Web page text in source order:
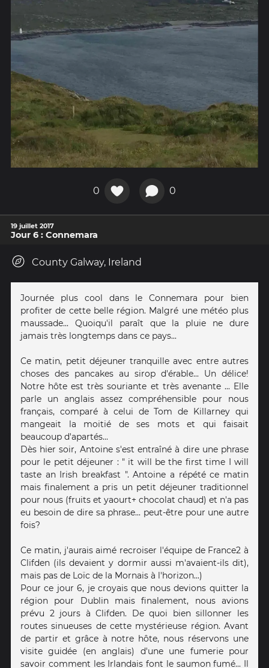
0 0
19 juillet 2017
Jour 6 : Connemara
County Galway, Ireland
Journée plus cool dans le Connemara pour bien
profiter de cette belle région. Malgré une météo plus
maussade... Quoiqu'il paraît que la pluie ne dure
jamais très longtemps dans ce pays...
Ce matin, petit déjeuner tranquille avec entre autres
choses des pancakes au sirop d'érable... Un délice!
Notre hôte est très souriante et très avenante ... Elle
parle un anglais assez compréhensible pour nous
français, comparé à celui de Tom de Killarney qui
mangeait la moitié de ses mots et qui faisait
beaucoup d'apartés...
Dès hier soir, Antoine s'est entraîné à dire une phrase
pour le petit déjeuner : " it will be the first time I will
taste an Irish breakfast ". Antoine a répété ce matin
mais finalement a pris un petit déjeuner traditionnel
pour nous (fruits et yaourt+ chocolat chaud) et n'a pas
eu besoin de dire sa phrase... peut-être pour une autre
fois?
Ce matin, j'aurais aimé recroiser l'équipe de France2 à
Clifden (ils devaient y dormir aussi m'avaient-ils dit),
mais pas de Loïc de la Mornais à l'horizon...)
Pour ce jour 6, je croyais que nous devions quitter la
région pour Dublin mais finalement, nous avions
prévu 2 jours à Clifden. De quoi bien sillonner les
routes sinueuses de cette mystérieuse région. Avant
de partir et grâce à notre hôte, nous réservons une
visite guidée (en anglais) d'une une fumerie pour
savoir comment les Irlandais font le saumon fumé... Il